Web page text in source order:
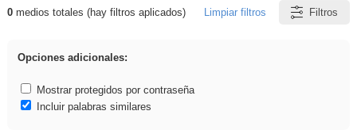
Resultados de: soldador
0medios totales (hay filtros aplicados) Limpiar filtros Filtros
Opciones adicionales:
Mostrar protegidos por contraseña
Incluir palabras similares